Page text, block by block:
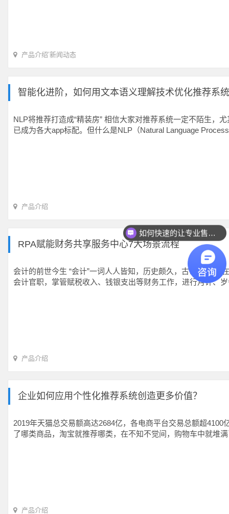
产品介绍’新闻动态
智能化进阶，如何用文本语义理解技术优化推荐系
NLP将推荐打造成“精装房” 相信大家对推荐系统一定不陌生，
已成为各大app标配。但什么是NLP（Natural Language
产品介绍
RPA赋能财务共享服务中心7大场景流程
会计的前世今生 “会计”一词人人皆知，历史颇久，古已有之。
会计官职，掌管赋税收入、钱银支出等财务工作，进行月计、
产品介绍
企业如何应用个性化推荐系统创造更多价值？
2019年天猫总交易额高达2684亿，各电商平台交易总额超
了哪类商品，淘宝就推荐哪类，在不知不觉间，购物车中就
产品介绍
如何快速的让专业售前联系我？